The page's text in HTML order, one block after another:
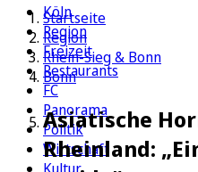
Köln
Region
Freizeit
Restaurants
FC
Panorama
Politik
Wirtschaft
Startseite
Region
Rhein-Sieg & Bonn
Bonn
Asiatische
Rheinland: